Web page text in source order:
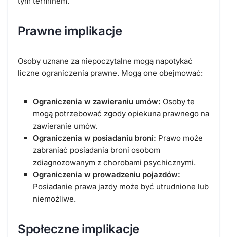
Prawne implikacje
Osoby uznane za niepoczytalne mogą napotykać
liczne ograniczenia prawne. Mogą one obejmować:
Ograniczenia w zawieraniu umów: Osoby te
mogą potrzebować zgody opiekuna prawnego na
zawieranie umów.
Ograniczenia w posiadaniu broni: Prawo może
zabraniać posiadania broni osobom
zdiagnozowanym z chorobami psychicznymi.
Ograniczenia w prowadzeniu pojazdów:
Posiadanie prawa jazdy może być utrudnione lub
niemożliwe.
Społeczne implikacje